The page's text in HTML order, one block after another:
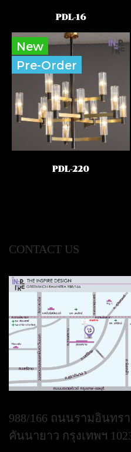
PDL-16
New
Pre-Order
PDL-220
CONTACT US
988/166 ถนนรามอินทร
คันนายาว กรุงเทพฯ